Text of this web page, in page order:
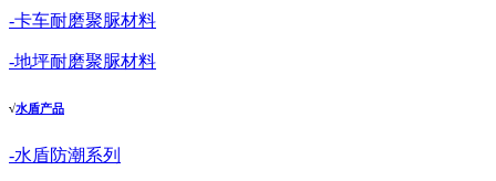
-卡车耐磨聚脲材料
-地坪耐磨聚脲材料
√水盾产品
-水盾防潮系列